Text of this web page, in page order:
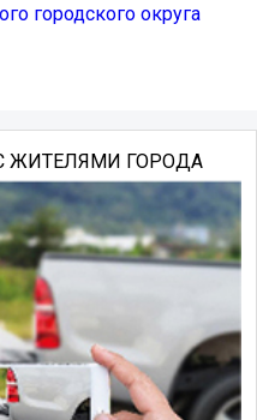
городского округа
ЖИТЕЛЯМИ ГОРОДА